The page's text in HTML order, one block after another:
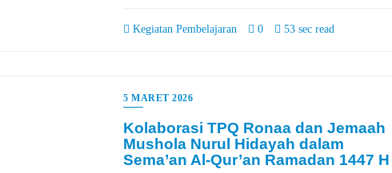
Kegiatan Pembelajaran 0 53 sec read
5 MARET 2026
Kolaborasi TPQ Ronaa dan Jemaah
Mushola Nurul Hidayah dalam
Sema’an Al-Qur’an Ramadan 1447 H